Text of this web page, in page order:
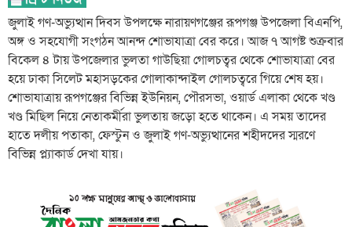
জুলাই গণ-অভ্যুত্থান দিবস উপলক্ষে নারায়ণগঞ্জের রূপগঞ্জ উপজেলা বিএনপি,
অঙ্গ ও সহযোগী সংগঠন আনন্দ শোভাযাত্রা বের করে। আজ ৭ আগষ্ট শুক্রবার
বিকেল ৪ টায় উপজেলার ভুলতা গাউছিয়া গোলচত্বর থেকে শোভাযাত্রা বের
হয়ে ঢাকা সিলেট মহাসড়কের গোলাকান্দাইল গোলচত্বরে গিয়ে শেষ হয়।
শোভাযাত্রায় রূপগঞ্জের বিভিন্ন ইউনিয়ন, পৌরসভা, ওয়ার্ড এলাকা থেকে খণ্ড
খণ্ড মিছিল নিয়ে নেতাকর্মীরা ভুলতায় জড়ো হতে থাকেন। এ সময় তাদের
হাতে দলীয় পতাকা, ফেস্টুন ও জুলাই গণ-অভ্যুত্থানের শহীদদের স্মরণে
বিভিন্ন প্ল্যাকার্ড দেখা যায়।